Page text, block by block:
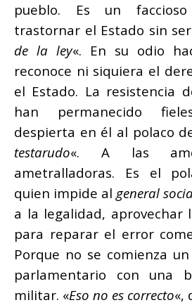
pueblo. Es un
trastornar el Estado sin
de la ley«. En su odio
reconoce ni siquiera el
el Estado. La resistencia
han permanecido
despierta en él al polaco
testarudo«. A las
ametralladoras. Es el
quien impide al general
a la legalidad, aprovechar
para reparar el error
Porque no se comienza
parlamentario con una
militar. «Eso no es correcto«,